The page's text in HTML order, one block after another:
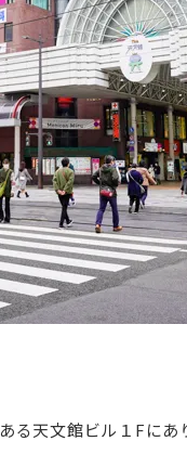
る天文館ビル１Fに